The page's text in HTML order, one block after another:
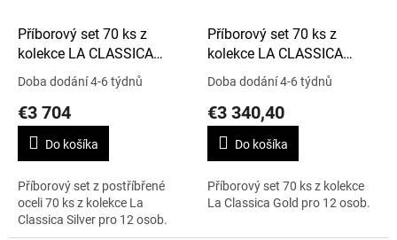
Příborový set 70 ks z
kolekce LA CLASSICA
SILVER
Doba dodání 4-6 týdnů
€3 704
Do košíka
Příborový set z postříbřené
oceli 70 ks z kolekce La
Classica Silver pro 12 osob.
Příborový set 70 ks z
kolekce LA CLASSICA
GOLD
Doba dodání 4-6 týdnů
€3 340,40
Do košíka
Příborový set 70 ks z kolekce
La Classica Gold pro 12 osob.